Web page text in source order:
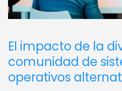
El impacto de la
comunidad de
operativos